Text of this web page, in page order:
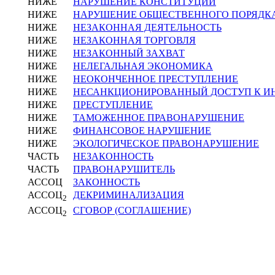
НИЖЕ
НАРУШЕНИЕ ОБЩЕСТВЕННОГО
НИЖЕ
НЕЗАКОННАЯ ДЕЯТЕЛЬНОСТЬ
НИЖЕ
НЕЗАКОННАЯ ТОРГОВЛЯ
НИЖЕ
НЕЗАКОННЫЙ ЗАХВАТ
НИЖЕ
НЕЛЕГАЛЬНАЯ ЭКОНОМИКА
НИЖЕ
НЕОКОНЧЕННОЕ ПРЕСТУПЛЕНИЕ
НИЖЕ
НЕСАНКЦИОНИРОВАННЫЙ ДОСТУП К
НИЖЕ
ПРЕСТУПЛЕНИЕ
НИЖЕ
ТАМОЖЕННОЕ ПРАВОНАРУШЕНИЕ
НИЖЕ
ФИНАНСОВОЕ НАРУШЕНИЕ
НИЖЕ
ЭКОЛОГИЧЕСКОЕ ПРАВОНАРУШЕНИЕ
ЧАСТЬ
НЕЗАКОННОСТЬ
ЧАСТЬ
ПРАВОНАРУШИТЕЛЬ
АССОЦ
ЗАКОННОСТЬ
АССОЦ2
ДЕКРИМИНАЛИЗАЦИЯ
АССОЦ2 СГОВОР (СОГЛАШЕНИЕ)